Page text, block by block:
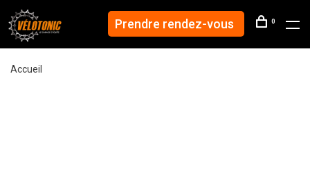
Prendre rendez-vous 0
Accueil